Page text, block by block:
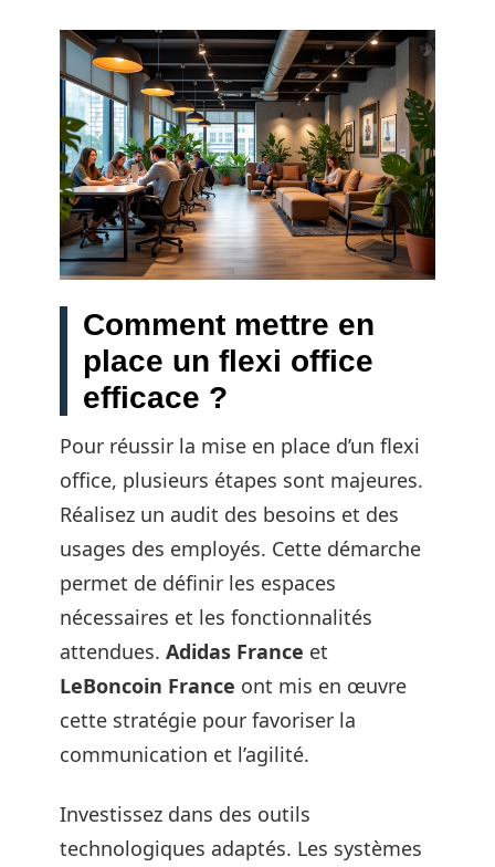
Comment mettre en
place un flexi office
efficace ?
Pour réussir la mise en place d’un flexi
office, plusieurs étapes sont majeures.
Réalisez un audit des besoins et des
usages des employés. Cette démarche
permet de définir les espaces
nécessaires et les fonctionnalités
attendues. Adidas France et
LeBoncoin France ont mis en œuvre
cette stratégie pour favoriser la
communication et l’agilité.
Investissez dans des outils
technologiques adaptés. Les systèmes